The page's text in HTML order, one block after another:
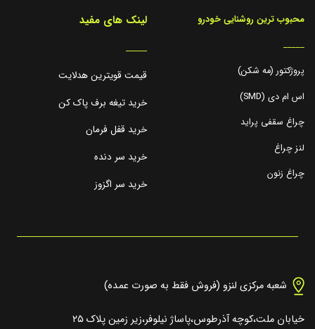
محبوب ترین روشنایی خودرو
_____
پروژکتور (مه شکن)
اس ام دی (SMD)
چراغ سقفی پراید
لنز چراغ
چراغ زنون
لینک های مفید
_____
قیمت قویترین هدلایت
خرید تیغه برف پاک کن
خرید قفل فرمان
خرید سر دنده
خرید سر اگزوز
شعبه مرکزی لنزو (فروش فقط به صورت عمده)
خیابان ملت،کوچه آذرطوس،پاساژ نیلوفر،زیر زمین پلاک ۲۵